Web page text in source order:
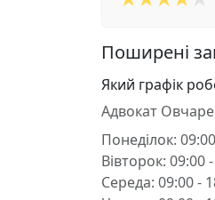
Поширені
Який графік
Адвокат
Понеділок:
Вівторок: 09:00
Середа: 09:00 -